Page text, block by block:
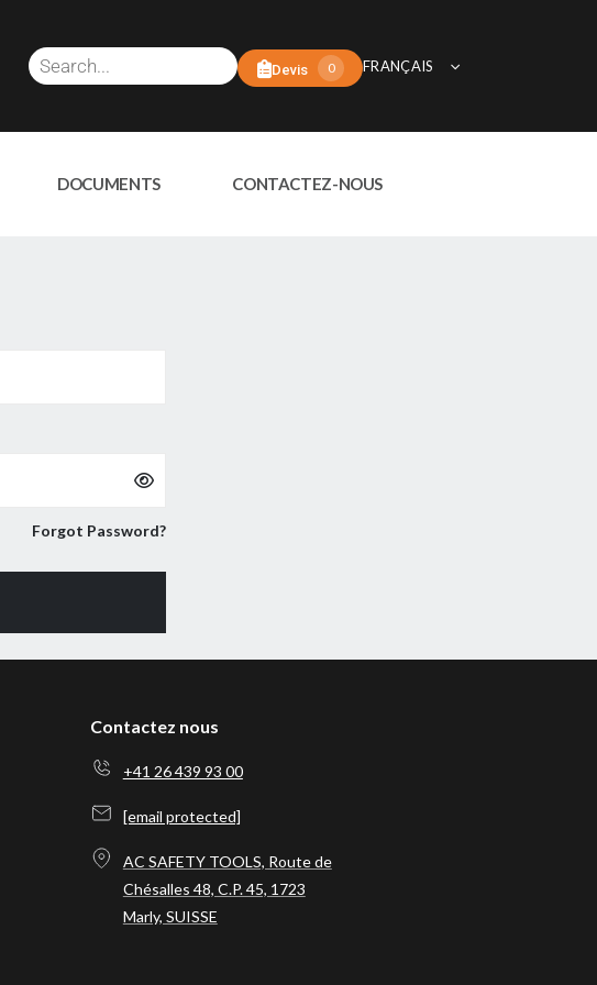
0
Devis FRANÇAIS
DOCUMENTS CONTACTEZ-NOUS
Forgot Password?
Contactez nous
+41 26 439 93 00
[email protected]
AC SAFETY TOOLS, Route de
Chésalles 48, C.P. 45, 1723
Marly, SUISSE